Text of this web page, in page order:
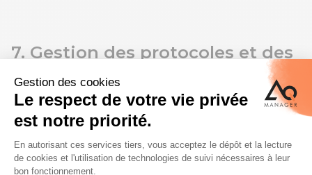
7. Gestion des protocoles et des
modèles
Le protocole doit être versionné et relié aux
expériences. De plus, un protocole mis à jour ne doit
d’identifier la version applicable au moment de
l’exécution et de conserver le lien entre la version de